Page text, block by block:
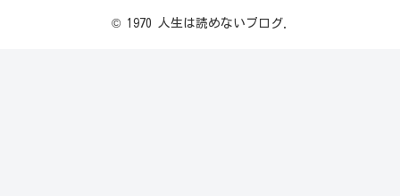
© 1970 人生は読めないブログ.